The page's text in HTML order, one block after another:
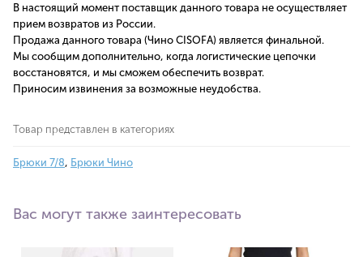
В настоящий момент поставщик данного товара не осуществляет
прием возвратов из России.
Продажа данного товара (Чино CISOFA) является финальной.
Мы сообщим дополнительно, когда логистические цепочки
восстановятся, и мы сможем обеспечить возврат.
Приносим извинения за возможные неудобства.
Товар представлен в категориях
Брюки 7/8, Брюки Чино
Вас могут также заинтересовать